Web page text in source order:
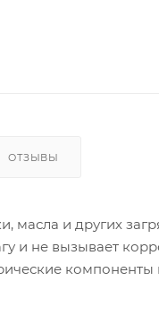
ОТЗЫВЫ
масла и других
и не вызывает
компоненты